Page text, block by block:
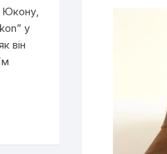
Юкону,
у
він